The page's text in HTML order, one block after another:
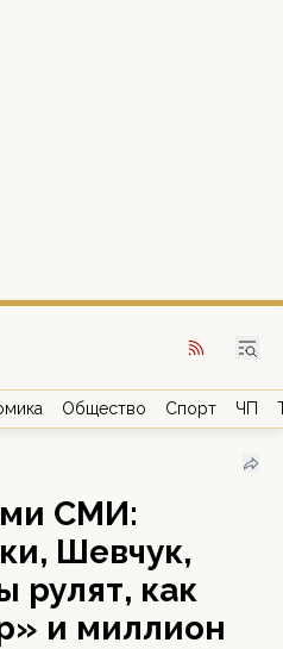
Общество Спорт ЧП
СМИ:
Шевчук,
рулят, как
и миллион